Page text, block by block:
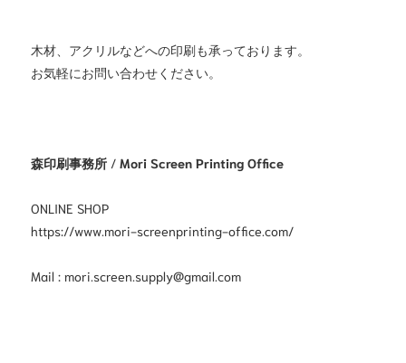
木材、アクリルなどへの印刷も承っております。
お気軽にお問い合わせください。
森印刷事務所 /Mori Screen Printing Office
ONLINE SHOP
https://www.mori-screenprinting-office.com/
Mail :mori.screen.supply@gmail.com